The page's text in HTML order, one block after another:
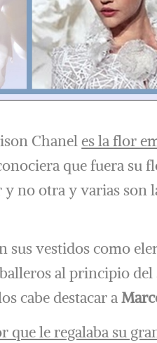
Chaneles la flor
que fuera su
no otra y varias son
sus vestidos como
al principio del
cabe destacar a
que le regalaba su